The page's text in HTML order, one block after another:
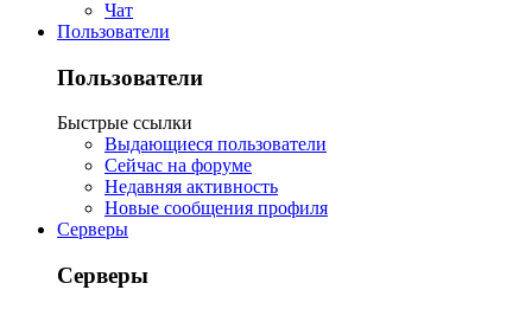
Чат
Пользователи
Пользователи
Быстрые ссылки
Выдающиеся пользователи
Сейчас на форуме
Недавняя активность
Новые сообщения профиля
Серверы
Серверы